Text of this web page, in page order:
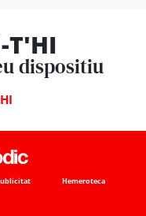
T'HI
dispositiu
Hemeroteca